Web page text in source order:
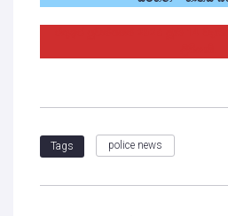
Tags police news